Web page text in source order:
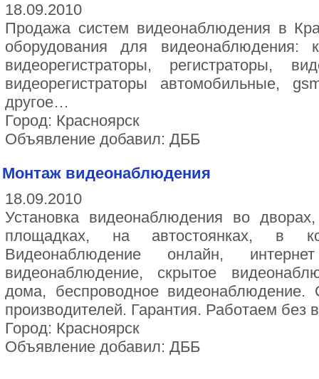
18.09.2010
Продажа систем видеонаблюдения в
оборудования для видеонаблюдения:
видеорегистраторы, регистраторы,
видеорегистраторы автомобильные,
другое…
Город: Красноярск
Объявление добавил: ДББ
Монтаж видеонаблюдения
18.09.2010
Установка видеонаблюдения во
площадках, на автостоянках, в
Видеонаблюдение онлайн,
видеонаблюдение, скрытое
дома, беспроводное видеонаблюдение.
производителей. Гарантия. Работаем без
Город: Красноярск
Объявление добавил: ДББ